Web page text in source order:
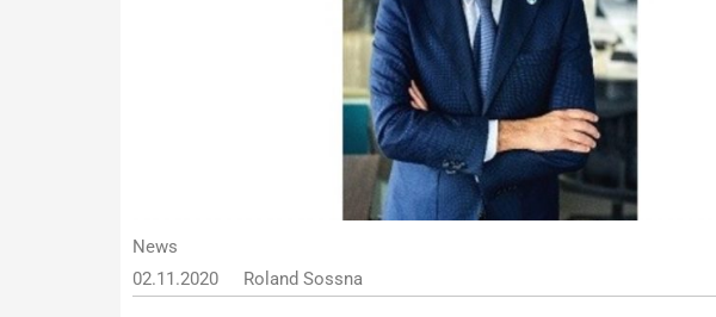
News
02.11.2020
Roland Sossna